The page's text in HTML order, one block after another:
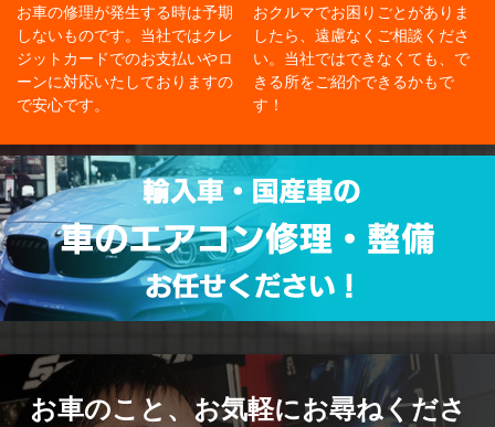
お車の修理が発生する時は予期
しないものです。当社ではクレ
ジットカードでのお支払いやロ
ーンに対応いたしておりますの
で安心です。
おクルマでお困りごとがありま
したら、遠慮なくご相談くださ
い。当社ではできなくても、で
きる所をご紹介できるかもで
す！
お車のこと、お気軽にお尋ねくださ